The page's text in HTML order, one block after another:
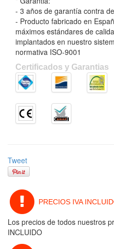
- 3 años de garantía contra
- Producto fabricado en
máximos estándares de
implantados en nuestro
normativa ISO-9001
Certificados y Garantias
Tweet
PRECIOS IVA
Los precios de todos nuestros
INCLUIDO